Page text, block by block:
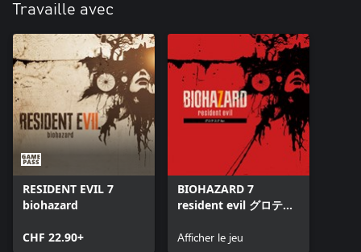
Travaille avec
RESIDENT EVIL 7
biohazard
CHF 22.90+
BIOHAZARD 7
resident evil グロテス
Afficher le jeu